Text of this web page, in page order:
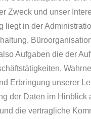
Zweck und unser
liegt in der
Aufgaben die der
Erbringung unserer
der Daten im Hinblick
die vertragliche